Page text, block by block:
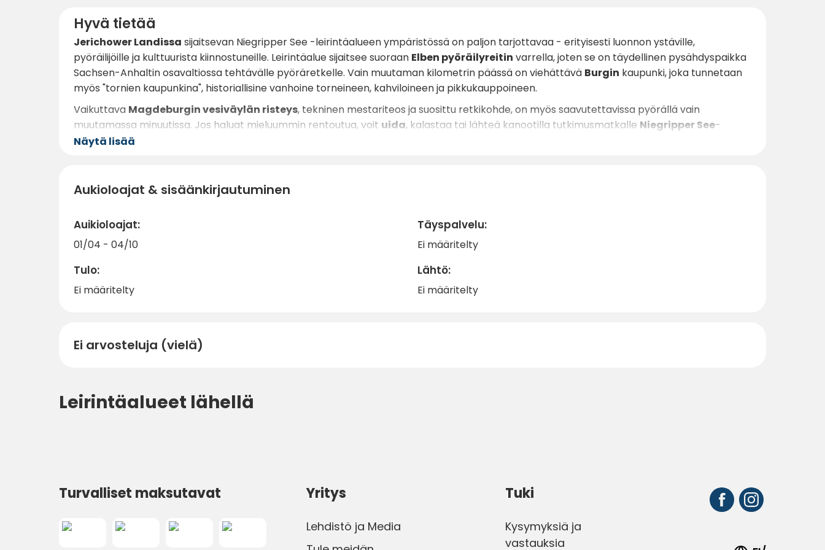
Hyvä tietää
Jerichower Landissa sijaitsevan Niegripper See -leirintäalueen ympäristössä on paljon tarjottavaa - erityisesti luonnon ystäville,
pyöräilijöille ja kulttuurista kiinnostuneille. Leirintäalue sijaitsee suoraan Elben pyöräilyreitin varrella, joten se on täydellinen pysähdyspaikka
Sachsen-Anhaltin osavaltiossa tehtävälle pyöräretkelle. Vain muutaman kilometrin päässä on viehättävä Burgin kaupunki, joka tunnetaan
myös "tornien kaupunkina", historiallisine vanhoine torneineen, kahviloineen ja pikkukauppoineen.
Vaikuttava Magdeburgin vesiväylän risteys, tekninen mestariteos ja suosittu retkikohde, on myös saavutettavissa pyörällä vain
muutamassa minuutissa. Jos haluat mieluummin rentoutua, voit uida, kalastaa tai lähteä kanootilla tutkimusmatkalle Niegripper See-
järvelle. Ympäröivällä alueella on lukuisia patikointireittejä, lintujen tarkkailupaikkoja ja pieniä luontokohteita, joihin on helppo tutustua
Leirintäalueen sijainti sopii erinomaisesti kaikille, jotka haluavat yhdistää rauhan ja hiljaisuuden aktiivisuuteen.
Näytä lisää
Aukioloajat & sisäänkirjautuminen
Auikioloajat:
01/04 - 04/10
Täyspalvelu:
Ei määritelty
Tulo:
Ei määritelty
Lähtö:
Ei määritelty
Ei arvosteluja (vielä)
Leirintäalueet lähellä
Turvalliset maksutavat Yritys
Lehdistö ja Media
Tuki
Kysymyksiä ja
vastauksia